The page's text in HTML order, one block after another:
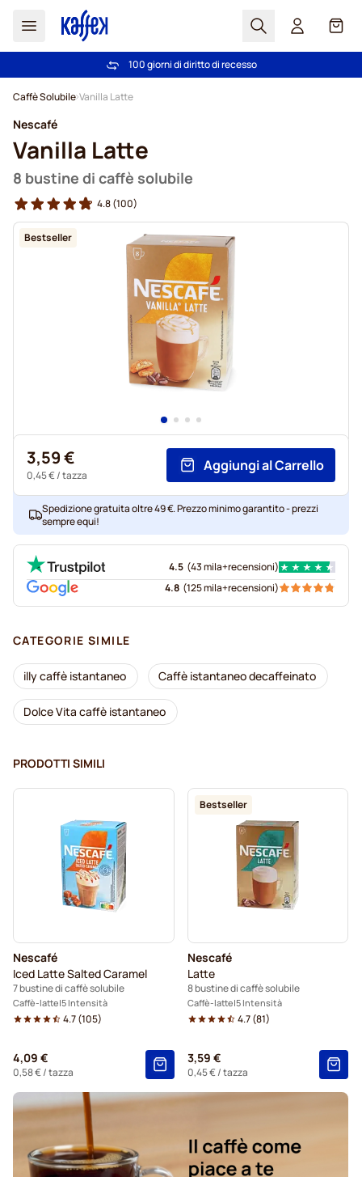
Search
Spedizione Gratuita oltre 49 €
100 giorni di diritto di recesso
Caffè Solubile Vanilla Latte
Bestseller
Nescafé
Vanilla Latte
8 bustine di caffè solubile
4.8(100)
3,59 €
0,45 €/ tazza
Aggiungi al Carrello
Spedizione gratuita oltre 49 €. Prezzo minimo garantito - prezzi
sempre equi!
4.5 (43 mila+recensioni)
4.8 (125 mila+recensioni)
CATEGORIE SIMILE
illy caffè istantaneo Caffè istantaneo decaffeinato
Dolce Vita caffè istantaneo
PRODOTTI SIMILI
Nescafé
Iced Latte Salted Caramel
7 bustine di caffè solubile
Caffè-latte 5 Intensità
4.7(105)
4,09 €
0,58 €/ tazza
Bestseller
Nescafé
Latte
8 bustine di caffè solubile
Caffè-latte 5 Intensità
4.7(81)
3,59 €
0,45 €/ tazza